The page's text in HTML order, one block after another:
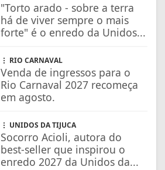
"Torto arado - sobre a terra
há de viver sempre o mais
forte" é o enredo da Unidos...
RIO CARNAVAL
Venda de ingressos para o
Rio Carnaval 2027 recomeça
em agosto.
UNIDOS DA TIJUCA
Socorro Acioli, autora do
best-seller que inspirou o
enredo 2027 da Unidos da...